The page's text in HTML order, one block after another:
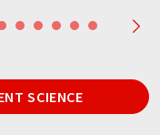
SCIENCE